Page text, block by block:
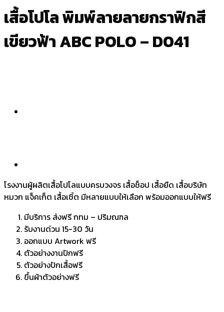
เสื้อโปโล พิมพ์ลายลายกราฟิกสี
เขียวฟ้า ABC POLO – D041
โรงงานผู้ผลิตเสื้อโปโลแบบครบวงจร เสื้อช็อป เสื้อยืด เสื้อบริษัท
หมวก แจ็คเก็ต เสื้อเชิ้ต มีหลายแบบให้เลือก พร้อมออกแบบให้ฟรี
มีบริการ ส่งฟรี กทม – ปริมณฑล
รับงานด่วน 15-30 วัน
ออกแบบ Artwork ฟรี
ตัวอย่างงานปักฟรี
ตัวอย่างปักเสื้อฟรี
ขึ้นผ้าตัวอย่างฟรี